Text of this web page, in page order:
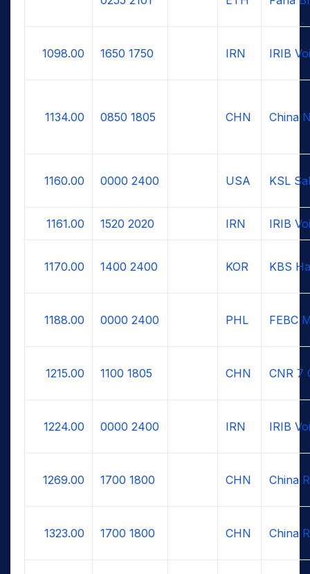
1098.00 1650 1750 IRN IRIB
1134.00 0850 1805 CHN China
1160.00 0000 2400 USA KSL
1161.00 1520 2020 IRN IRIB
1170.00 1400 2400 KOR KBS
1188.00 0000 2400 PHL FEBC
1215.00 1100 1805 CHN CNR 7
1224.00 0000 2400 IRN IRIB
1269.00 1700 1800 CHN China
1323.00 1700 1800 CHN China